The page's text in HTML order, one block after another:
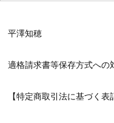
平澤知穂
適格請求書等保存方式への
【特定商取引法に基づく表